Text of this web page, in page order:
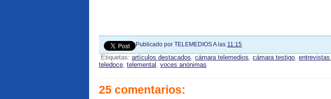
Publicado por TELEMEDIOSA las 11:15
Etiquetas: artículos destacados, cámara telemedios, cámara testigo,
teledoce, telemental , voces anónimas
25 comentarios: